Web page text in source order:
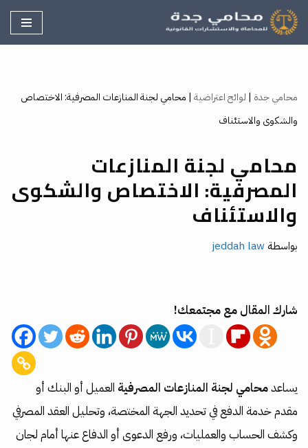
تخطى
محامي جدة | لوائح اعتراضية | محامي لجنة المنازعات المصرفية: الاختصاص
والشكوى والاستئناف
محامي لجنة المنازعات
المصرفية: الاختصاص والشكوى
والاستئناف
بواسطة jeddah law
شارك المقال مع مجتمعك!
يساعدمحامي لجنة المنازعات المصرفية العميل أو البنك أو
مقدم خدمة الدفع في تحديد الجهة المختصة، وتحليل العقد المصرفي
وكشف الحساب والعمليات، ورفع الدعوى أو الدفاع عنها أمام لجان